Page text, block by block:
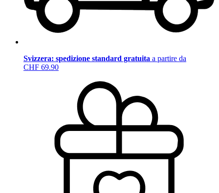
Svizzera: spedizione standard gratuita a partire da
CHF 69.90